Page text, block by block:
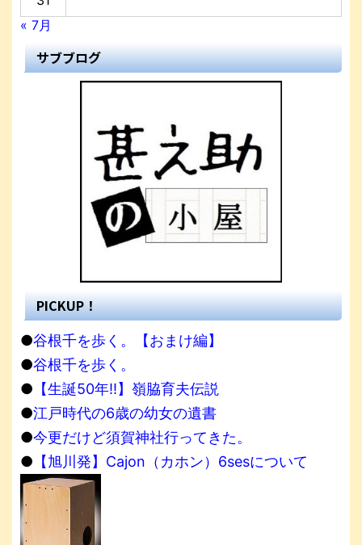
« 7月
サブブログ
PICKUP！
●谷根千を歩く。【おまけ編】
●谷根千を歩く。
● 【生誕50年!!】嶺脇育夫伝説
●江戸時代の6歳の幼女の遺書
●今更だけど須賀神社行ってきた。
● 【旭川発】Cajon（カホン）6sesについて